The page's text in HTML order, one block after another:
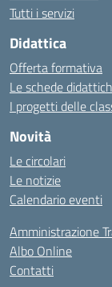
Tutti i servizi
Didattica
Offerta formativa
Le schede
I progetti delle
Novità
Le circolari
Le notizie
Calendario eventi
Amministrazione
Albo Online
Contatti